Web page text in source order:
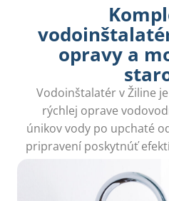
opravy a
Vodoinštalatér v Žiline
rýchlej oprave
únikov vody po upchaté
pripravení poskytnúť